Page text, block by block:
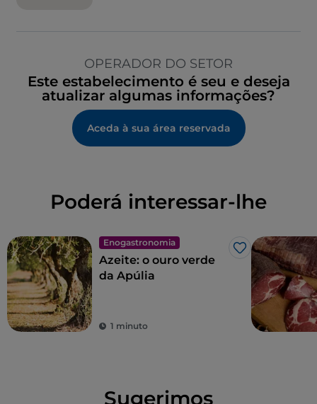
OPERADOR DO SETOR
Este estabelecimento é seu e deseja
atualizar algumas informações?
Aceda à sua área reservada
Poderá interessar-lhe
Enogastronomia
Gosto
Azeite: o ouro verde
da Apúlia
1 minuto
Sugerimos